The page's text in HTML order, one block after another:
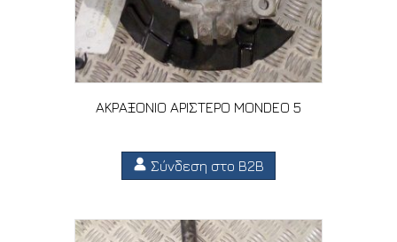
ΑΚΡΑΞΟΝΙΟ ΑΡΙΣΤΕΡΟ MONDEO 5
Σύνδεση στο B2B